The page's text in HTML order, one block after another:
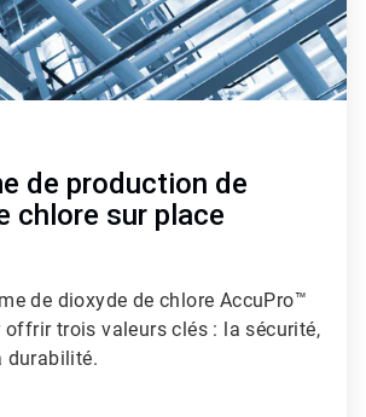
de production de
chlore sur place
de dioxyde de chlore AccuPro™
offrir trois valeurs clés : la sécurité,
durabilité.